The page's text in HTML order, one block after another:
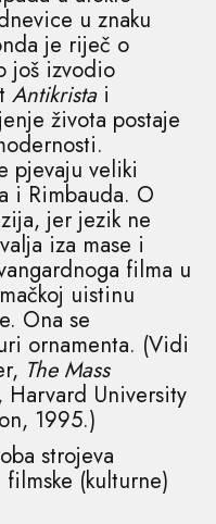
u znaku
je riječ o
još izvodio
Antikristai
života postaje
pjevaju veliki
i Rimbauda. O
jer jezik ne
iza mase i
filma u
uistinu
Ona se
ornamenta. (Vidi
The Mass
Harvard University
1995.)
strojeva
(kulturne)